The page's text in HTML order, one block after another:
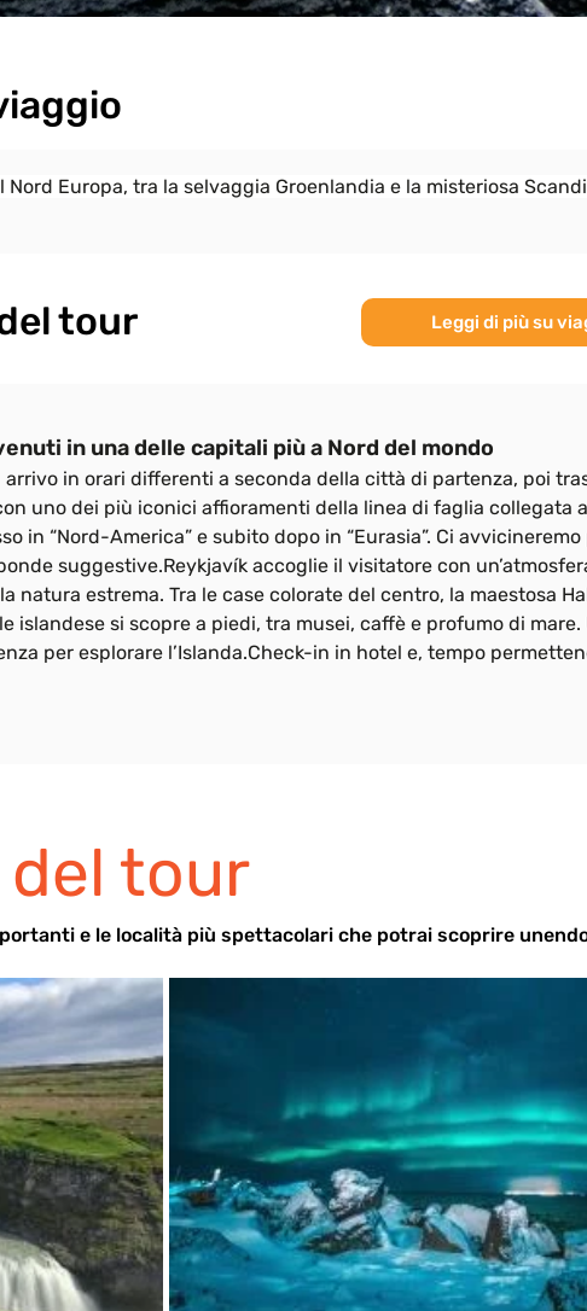
Nord Europa, tra la selvaggia Groenlandia e la misteriosa
tour Leggi di più su
in una delle capitali più a Nord del mondo
arrivo in orari differenti a seconda della città di partenza, poi
uno dei più iconici affioramenti della linea di faglia collegata
in “Nord-America” e subito dopo in “Eurasia”. Ci
suggestive.Reykjavík accoglie il visitatore con
natura estrema. Tra le case colorate del centro, la maestosa
islandese si scopre a piedi, tra musei, caffè e profumo di
per esplorare l’Islanda.Check-in in hotel e, tempo
tour
e le località più spettacolari che potrai scoprire